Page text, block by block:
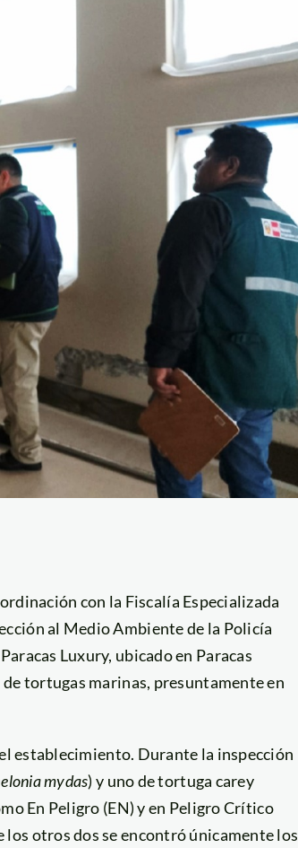
con la Fiscalía Especializada
al Medio Ambiente de la Policía
Luxury, ubicado en Paracas
tortugas marinas, presuntamente en
establecimiento. Durante la inspección
mydas) y uno de tortuga carey
En Peligro (EN) y en Peligro Crítico
los otros dos se encontró únicamente los